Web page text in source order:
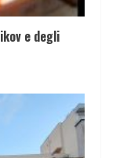
e degli